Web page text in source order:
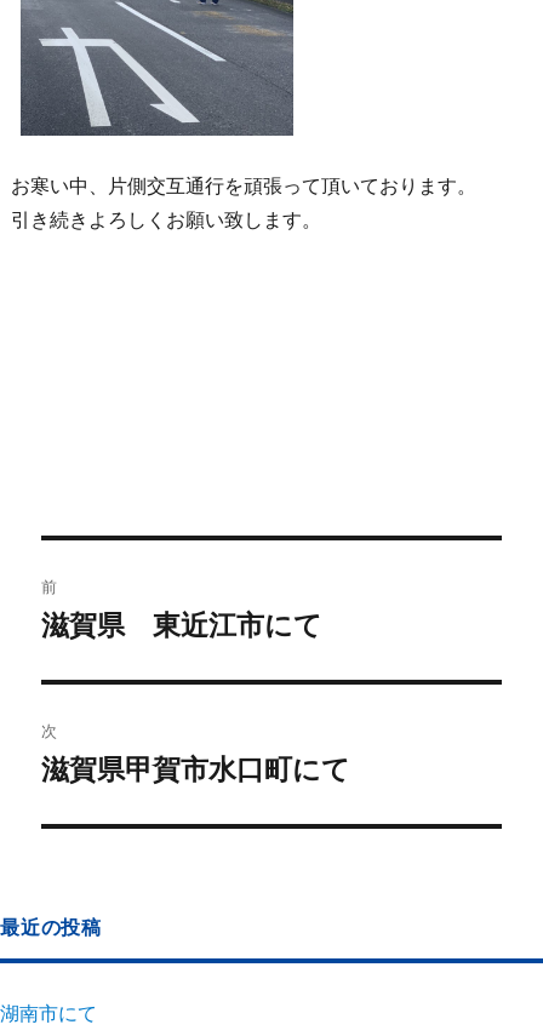
お寒い中、片側交互通行を頑張って頂いております。
引き続きよろしくお願い致します。
前
滋賀県 東近江市にて
次
滋賀県甲賀市水口町にて
最近の投稿
湖南市にて